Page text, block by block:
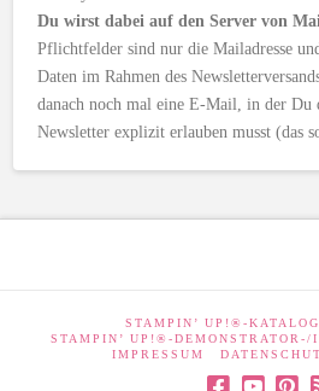
Du wirst dabei auf den Server von
Pflichtfelder sind nur die Mailadresse
Daten im Rahmen des
danach noch mal eine E-Mail, in der Du
Newsletter explizit erlauben musst (das
STAMPIN’ UP!®-
STAMPIN’ UP!®-DEMONSTRATOR-/
IMPRESSUM